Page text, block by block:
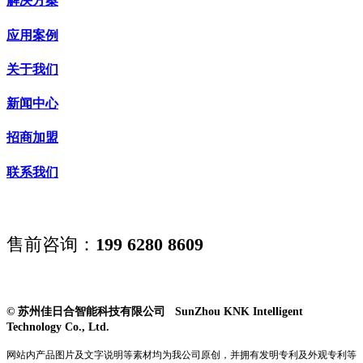
应用案例
关于我们
新闻中心
招商加盟
联系我们
售前咨询： 199 6280 8609
© 苏州佳日合智能科技有限公司 SunZhou KNK Intelligent
Technology Co., Ltd.
网站内产品图片及文字说明等素材均为我公司原创，并拥有发明专利及外观专利等